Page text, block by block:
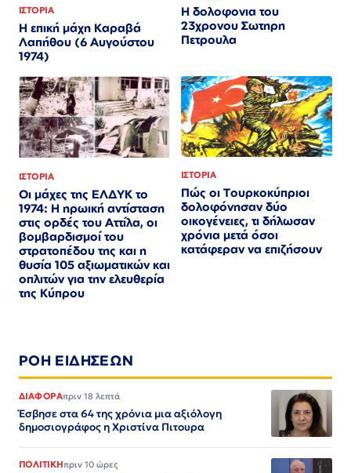
ΙΣΤΟΡΙΑ
Η επική μάχη Καραβά
Λαπήθου (6 Αυγούστου
1974)
Η δολοφονια του
23χρονου Σωτηρη
Πετρουλα
ΙΣΤΟΡΙΑ
Οι μάχες της ΕΛΔΥΚ το
1974: Η ηρωική αντίσταση
στις ορδές του Αττίλα, οι
βομβαρδισμοί του
στρατοπέδου της και η
θυσία 105 αξιωματικών και
οπλιτών για την ελευθερία
της Κύπρου
ΙΣΤΟΡΙΑ
Πώς οι Τουρκοκύπριοι
δολοφόνησαν δύο
οικογένειες, τι δήλωσαν
χρόνια μετά όσοι
κατάφεραν να επιζήσουν
ΡΟΗ ΕΙΔΗΣΕΩΝ
ΔΙΑΦΟΡΑπριν 18 λεπτά
Έσβησε στα 64 της χρόνια μια αξιόλογη
δημοσιογράφος η Χριστίνα Πιτουρα
ΠΟΛΙΤΙΚΗπριν 10 ώρες